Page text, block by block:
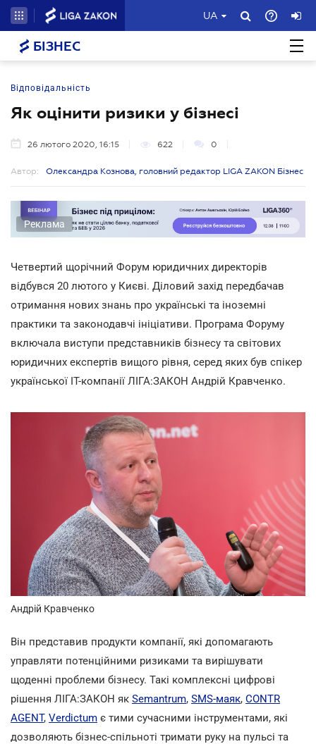
UA
БІЗНЕС
Відповідальність
Як оцінити ризики у бізнесі
26 лютого 2020, 16:15 622 0
Автор: Олександра Кознова, головний редактор LIGA ZAKON Бізнес
Реклама
Четвертий щорічний Форум юридичних директорів
відбувся 20 лютого у Києві. Діловий захід передбачав
отримання нових знань про українські та іноземні
практики та законодавчі ініціативи. Програма Форуму
включала виступи представників бізнесу та світових
юридичних експертів вищого рівня, серед яких був спікер
української ІТ-компанії ЛІГА:ЗАКОН Андрій Кравченко.
Андрій Кравченко
Він представив продукти компанії, які допомагають
управляти потенційними ризиками та вирішувати
щоденні проблеми бізнесу. Такі комплексні цифрові
рішення ЛІГА:ЗАКОН як Semantrum, SMS-маяк, CONTR
AGENT, Verdictum є тими сучасними інструментами, які
дозволяють бізнес-спільноті тримати руку на пульсі та